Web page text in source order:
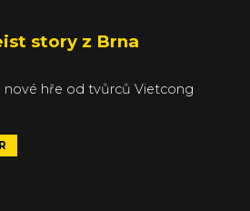
story z Brna
nové hře od tvůrců Vietcong